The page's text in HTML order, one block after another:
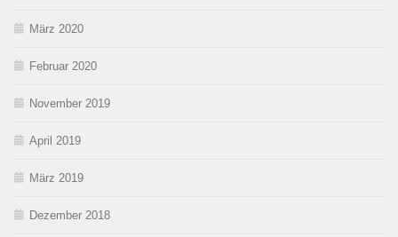
März 2020
Februar 2020
November 2019
April 2019
März 2019
Dezember 2018